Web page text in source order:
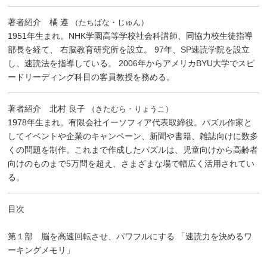
著者紹介 橘 遵 （たちばな・じゅん）
1951年生まれ。NHK学園高等学校社会科講師、同協力校生徒指導
部長を経て、 右脳教育研究所を設立。 97年、SP速読学院を設立
し、速読法を指導している。 2006年からアメリカBYU大学でスピ
ードリーディング科目の客員教授を務める。
著者紹介 北村 良子 （きたむら・りょうこ）
1978年生まれ。有限会社イーソフィア代表取締役。パズル作家と
してイベントや企業のキャンペーン、新聞や書籍、雑誌向けに数多
くの問題を制作。これまで作成したパズルは、児童向けから高齢者
向けのものまで5万問を超え、さまざまな場で幅広く活用されてい
る。
目次
第１部 脳を高速回転させ、パワフルにする 「速読力を決めるワ
ーキングメモリ」